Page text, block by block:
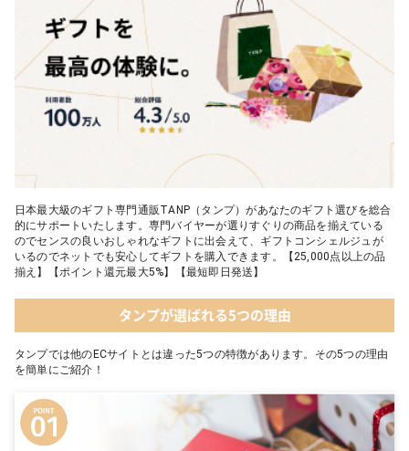
日本最大級のギフト専門通販TANP（タンプ）があなたのギフト選びを総合
的にサポートいたします。専門バイヤーが選りすぐりの商品を揃えている
のでセンスの良いおしゃれなギフトに出会えて、ギフトコンシェルジュが
いるのでネットでも安心してギフトを購入できます。【25,000点以上の品
揃え】【ポイント還元最大5%】【最短即日発送】
タンプが選ばれる5つの理由
タンプでは他のECサイトとは違った5つの特徴があります。その5つの理由
を簡単にご紹介！